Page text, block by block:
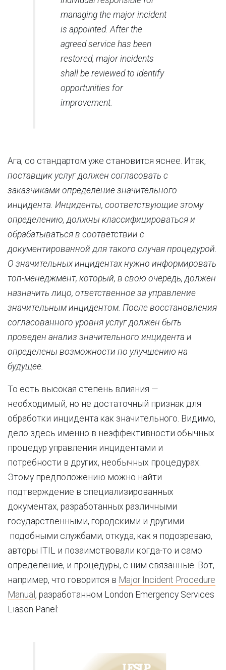
managing the major incident
is appointed. After the
agreed service has been
restored, major incidents
shall be reviewed to identify
opportunities for
improvement.
Ага, со стандартом уже становится яснее. Итак,
поставщик услуг должен согласовать с
заказчиками определение значительного
инцидента. Инциденты, соответствующие этому
определению, должны классифицироваться и
обрабатываться в соответствии с
документированной для такого случая процедурой.
О значительных инцидентах нужно информировать
топ-менеджмент, который, в свою очередь, должен
назначить лицо, ответственное за управление
значительным инцидентом. После восстановления
согласованного уровня услуг должен быть
проведен анализ значительного инцидента и
определены возможности по улучшению на
будущее.
То есть высокая степень влияния —
необходимый, но не достаточный признак для
обработки инцидента как значительного. Видимо,
дело здесь именно в неэффективности обычных
процедур управления инцидентами и
потребности в других, необычных процедурах.
Этому предположению можно найти
подтверждение в специализированных
документах, разработанных различными
государственными, городскими и другими
подобными службами, откуда, как я подозреваю,
авторы ITIL и позаимствовали когда-то и само
определение, и процедуры, с ним связанные. Вот,
например, что говорится в Major Incident Procedure
Manual , разработанном London Emergency Services
Liason Panel: